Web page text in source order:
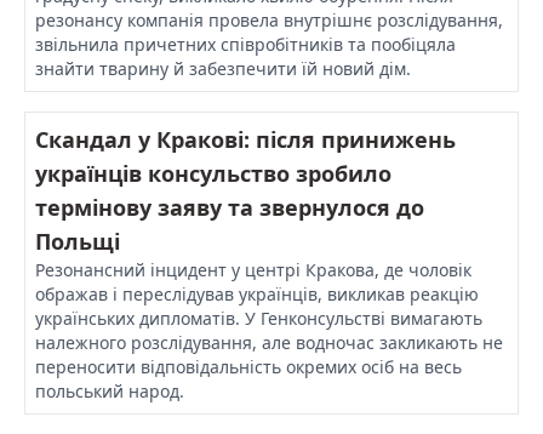
резонансу компанія провела внутрішнє розслідування,
звільнила причетних співробітників та пообіцяла
знайти тварину й забезпечити їй новий дім.
Скандал у Кракові: після принижень
українців консульство зробило
термінову заяву та звернулося до
Польщі
Резонансний інцидент у центрі Кракова, де чоловік
ображав і переслідував українців, викликав реакцію
українських дипломатів. У Генконсульстві вимагають
належного розслідування, але водночас закликають не
переносити відповідальність окремих осіб на весь
польський народ.